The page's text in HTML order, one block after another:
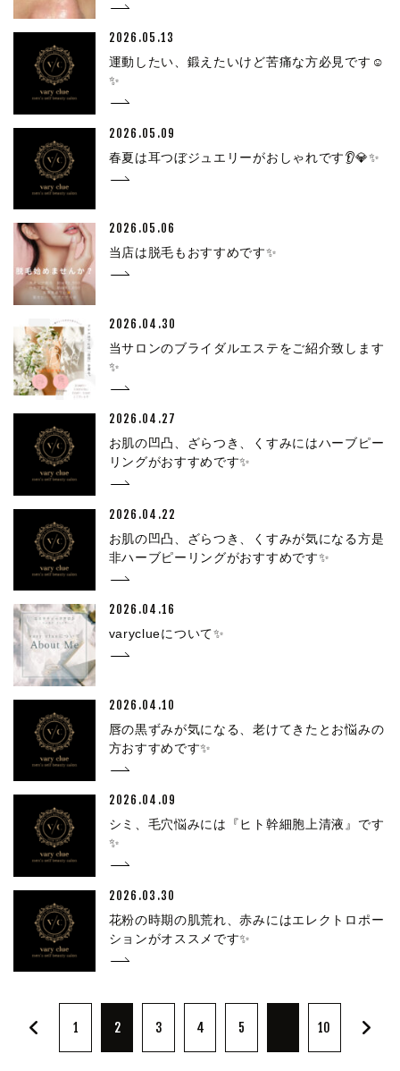
2026.05.13
運動したい、鍛えたいけど苦痛な方必見です☺
✨
2026.05.09
春夏は耳つぼジュエリーがおしゃれです👂💎✨
2026.05.06
当店は脱毛もおすすめです✨
2026.04.30
当サロンのブライダルエステをご紹介致します
✨
2026.04.27
お肌の凹凸、ざらつき、くすみにはハーブピー
リングがおすすめです✨
2026.04.22
お肌の凹凸、ざらつき、くすみが気になる方是
非ハーブピーリングがおすすめです✨
2026.04.16
varyclueについて✨
2026.04.10
唇の黒ずみが気になる、老けてきたとお悩みの
方おすすめです✨
2026.04.09
シミ、毛穴悩みには『ヒト幹細胞上清液』です
✨
2026.03.30
花粉の時期の肌荒れ、赤みにはエレクトロポー
ションがオススメです✨
1 2 3 4 5 10